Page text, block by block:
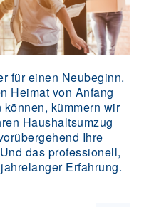
für einen Neubeginn.
Heimat von Anfang
kümmern wir
Haushaltsumzug
Ihre
das professionell,
Erfahrung.